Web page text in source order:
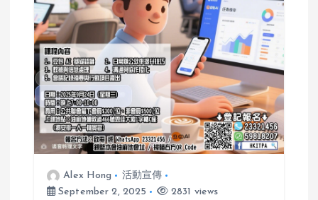
Alex Hong
活動宣傳
September 2, 2025
2831 views